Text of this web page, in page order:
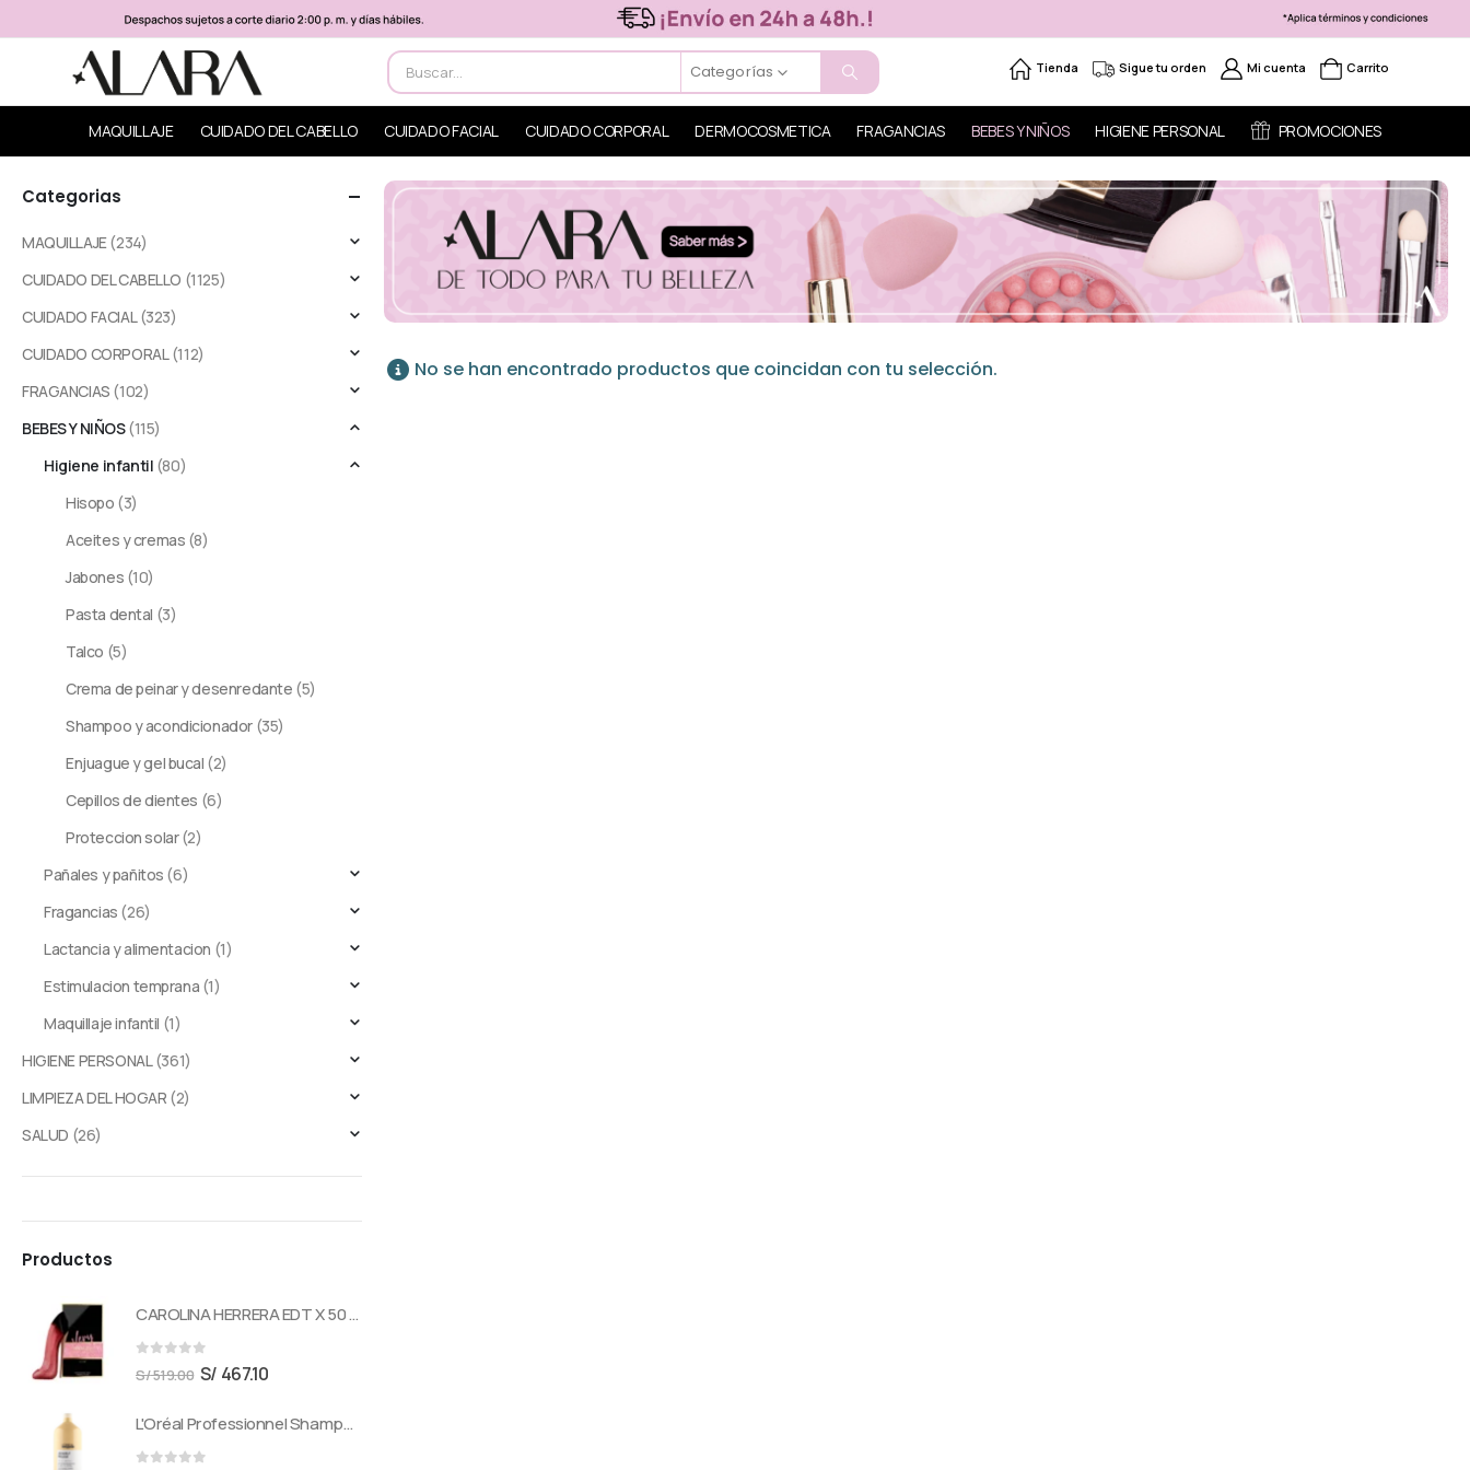
Categorías Tienda Sigue tu orden Mi cuenta Carrito
MAQUILLAJE CUIDADO DEL CABELLO CUIDADO FACIAL CUIDADO CORPORAL DERMOCOSMETICA FRAGANCIAS BEBES Y NIÑOS HIGIENE PERSONAL PROMOCIONES
No se han encontrado productos que coincidan con tu selección.
Categorias
MAQUILLAJE(234)
CUIDADO DEL CABELLO (1125)
CUIDADO FACIAL (323)
CUIDADO CORPORAL(112)
FRAGANCIAS (102)
BEBES Y NIÑOS(115)
Higiene infantil (80)
Hisopo (3)
Aceites y cremas (8)
Jabones (10)
Pasta dental (3)
Talco (5)
Crema de peinar y desenredante (5)
Shampoo y acondicionador (35)
Enjuague y gel bucal (2)
Cepillos de dientes (6)
Proteccion solar(2)
Pañales y pañitos (6)
Fragancias (26)
Lactancia y alimentacion (1)
Estimulacion temprana (1)
Maquillaje infantil (1)
HIGIENE PERSONAL(361)
LIMPIEZA DEL HOGAR (2)
SALUD (26)
Productos
CAROLINA HERRERA EDT X 50 ML VERY GOOD GIRL GLAM
out of 5
S/519.00 S/ 467.10
L'Oréal Professionnel Shampoo Absolut Repair Para Cabello Dañado 1500 ml